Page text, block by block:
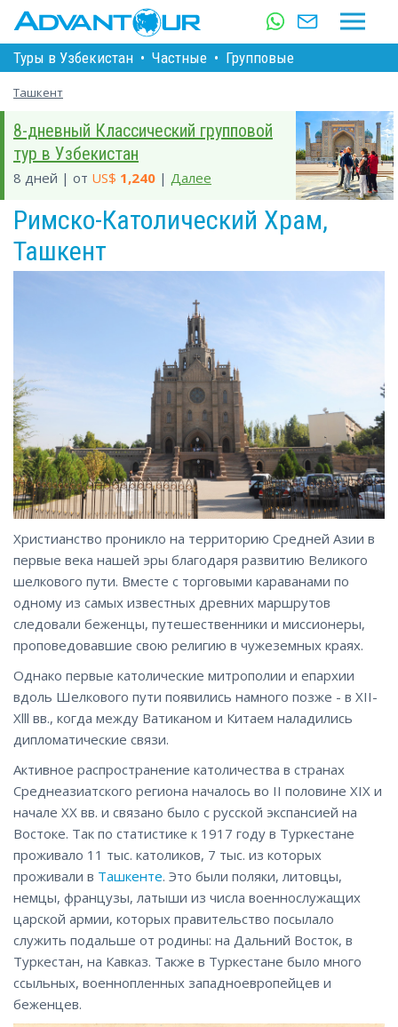
Туры в Узбекистан • Частные • Групповые
Ташкент
8-дневный Классический групповой
тур в Узбекистан
8 дней | от US$ 1,240 | Далее
Римско-Католический Храм,
Ташкент
Христианство проникло на территорию Средней Азии в
первые века нашей эры благодаря развитию Великого
шелкового пути. Вместе с торговыми караванами по
одному из самых известных древних маршрутов
следовали беженцы, путешественники и миссионеры,
проповедовавшие свою религию в чужеземных краях.
Однако первые католические митрополии и епархии
вдоль Шелкового пути появились намного позже - в XII-
Xlll вв., когда между Ватиканом и Китаем наладились
дипломатические связи.
Активное распространение католичества в странах
Среднеазиатского региона началось во II половине XIX и
начале XX вв. и связано было с русской экспансией на
Востоке. Так по статистике к 1917 году в Туркестане
проживало 11 тыс. католиков, 7 тыс. из которых
проживали в Ташкенте. Это были поляки, литовцы,
немцы, французы, латыши из числа военнослужащих
царской армии, которых правительство посылало
служить подальше от родины: на Дальний Восток, в
Туркестан, на Кавказ. Также в Туркестане было много
ссыльных, военнопленных западноевропейцев и
беженцев.